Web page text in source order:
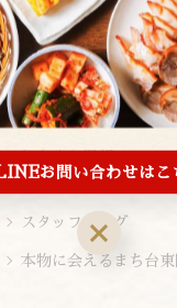
新メニュー
メニュー
お知らせ
お客様の痕跡
スタッフブログ
本物に会えるまち台東
LINEお問い合わせはこ